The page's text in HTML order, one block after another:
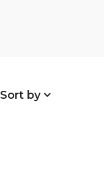
Sort by